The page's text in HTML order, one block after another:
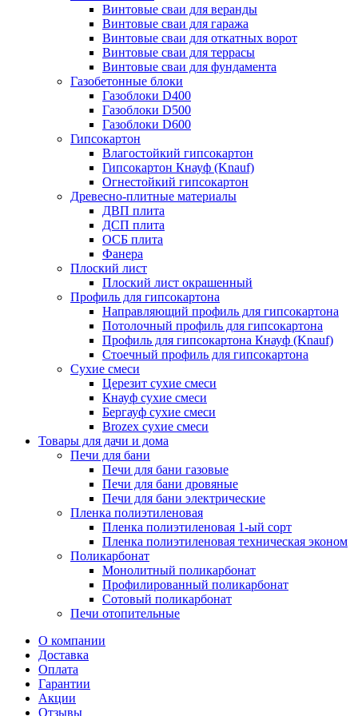
Винтовые сваи для веранды
Винтовые сваи для гаража
Винтовые сваи для откатных ворот
Винтовые сваи для террасы
Винтовые сваи для фундамента
Газобетонные блоки
Газоблоки D400
Газоблоки D500
Газоблоки D600
Гипсокартон
Влагостойкий гипсокартон
Гипсокартон Кнауф (Knauf)
Огнестойкий гипсокартон
Древесно-плитные материалы
ДВП плита
ДСП плита
ОСБ плита
Фанера
Плоский лист
Плоский лист окрашенный
Профиль для гипсокартона
Направляющий профиль для гипсокартона
Потолочный профиль для гипсокартона
Профиль для гипсокартона Кнауф (Knauf)
Стоечный профиль для гипсокартона
Сухие смеси
Церезит сухие смеси
Кнауф сухие смеси
Бергауф сухие смеси
Brozex сухие смеси
Товары для дачи и дома
Печи для бани
Печи для бани газовые
Печи для бани дровяные
Печи для бани электрические
Пленка полиэтиленовая
Пленка полиэтиленовая 1-ый сорт
Пленка полиэтиленовая техническая эконом
Поликарбонат
Монолитный поликарбонат
Профилированный поликарбонат
Сотовый поликарбонат
Печи отопительные
О компании
Доставка
Оплата
Гарантии
Акции
Отзывы